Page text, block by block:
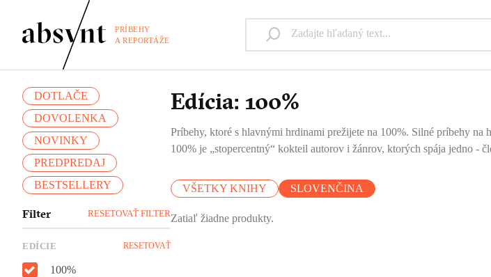
PRÍBEHY
A REPORTÁŽE
DOTLAČE
DOVOLENKA
NOVINKY
PREDPREDAJ
BESTSELLERY
Filter RESETOVAŤ FILTER
EDÍCIE RESETOVAŤ
100%
Edícia: 100%
Príbehy, ktoré s hlavnými hrdinami prežijete na 100%. Silné príbehy
100% je „stopercentný“ kokteil autorov i žánrov, ktorých spája jedno -
VŠETKY KNIHY SLOVENČINA
Zatiaľ žiadne produkty.